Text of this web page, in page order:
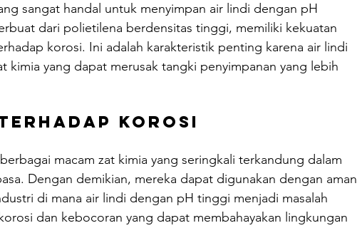
sangat handal untuk menyimpan air lindi dengan pH
dari polietilena berdensitas tinggi, memiliki kekuatan
korosi. Ini adalah karakteristik penting karena air lindi
kimia yang dapat merusak tangki penyimpanan yang lebih
Korosi
macam zat kimia yang seringkali terkandung dalam
Dengan demikian, mereka dapat digunakan dengan aman
di mana air lindi dengan pH tinggi menjadi masalah
dan kebocoran yang dapat membahayakan lingkungan